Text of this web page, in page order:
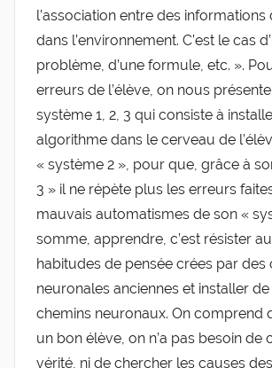
l’association entre des informations
dans l’environnement. C’est le cas
problème, d’une formule, etc. ».
erreurs de l’élève, on nous
système 1, 2, 3 qui consiste à
algorithme dans le cerveau de
« système 2 », pour que, grâce à
3 » il ne répète plus les erreurs
mauvais automatismes de son «
somme, apprendre, c’est résister
habitudes de pensée crées par des
neuronales anciennes et installer
chemins neuronaux. On comprend
un bon élève, on n’a pas besoin de
vérité, ni de chercher les causes